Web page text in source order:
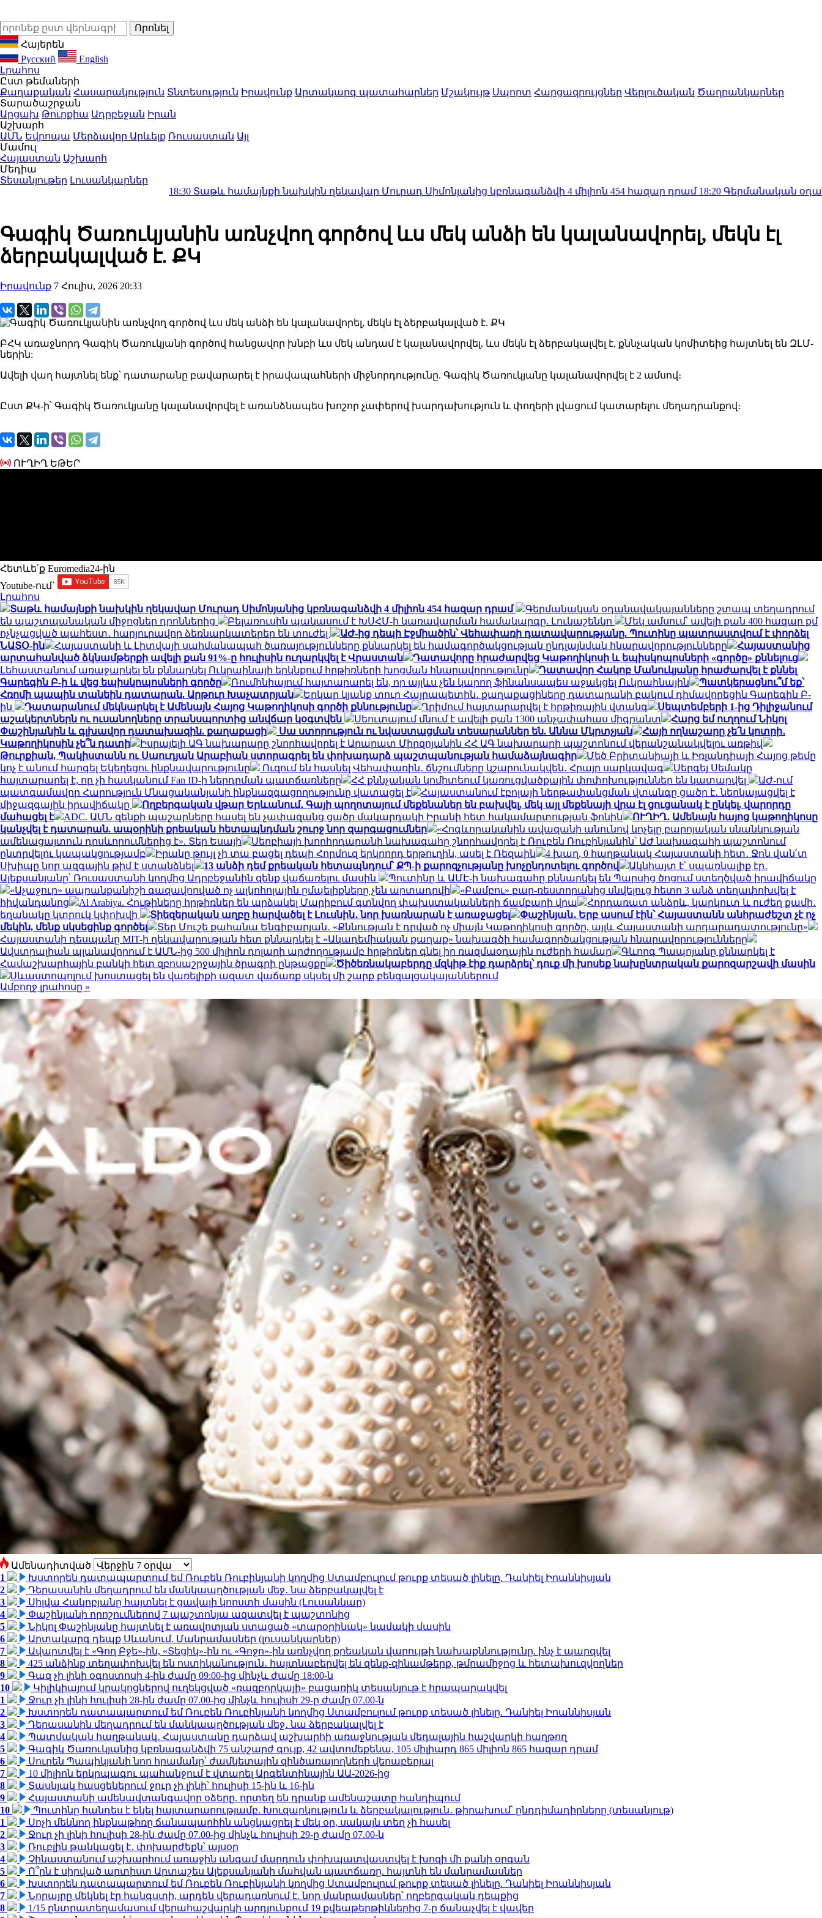
Հայերեն
Русский
English
Լրահոս
Ըստ թեմաների
Քաղաքական Հասարակություն Տնտեսություն Իրավունք Արտակարգ պատահարներ Մշակույթ Սպորտ Հարցազրույցներ Վերլուծական Ծաղրանկարներ
Տարածաշրջան
Արցախ Թուրքիա Ադրբեջան Իրան
Աշխարհ
ԱՄՆ Եվրոպա Մերձավոր Արևելք Ռուսաստան Այլ
Մամուլ
Հայաստան Աշխարհ
Մեդիա
Տեսանյութեր Լուսանկարներ
Տաթև համայնքի նախկին ղեկավար Մուրադ Սիմոնյանից կբռնագանձվի 4 միլիոն 454 հազար դրամ18:20Գերմանական
Գագիկ Ծառուկյանին առնչվող գործով ևս մեկ անձի են կալանավորել, մեկն էլ
ձերբակալված է. ՔԿ
Իրավունք 7 Հուլիս, 2026 20:33
ԲՀԿ առաջնորդ Գագիկ Ծառուկյանի գործով հանցավոր խնբի ևս մեկ անդամ է կալանավորվել, ևս մեկն էլ ձերբակալվել է, քննչական կոմիտեից հայտնել են ԶԼՄ-
ներին:
Ավելի վաղ հայտնել ենք՝ դատարանը բավարարել է իրավապահների միջնորդությունը. Գագիկ Ծառուկյանը կալանավորվել է 2 ամսով։
Ըստ ՔԿ-ի՝ Գագիկ Ծառուկյանը կալանավորվել է առանձնապես խոշոր չափերով խարդախություն և փողերի լվացում կատարելու մեղադրանքով։
ՈՒՂԻՂ ԵԹԵՐ
Հետևե՛ք Euromedia24-ին
Youtube-ում`
Լրահոս
Տաթև համայնքի նախկին ղեկավար Մուրադ Սիմոնյանից կբռնագանձվի 4 միլիոն 454 հազար դրամ
Գերմանական օդանավակայանները շտապ տեղադրում
են պաշտպանական միջոցներ դրոններից
Բելառուսին պակասում է ԽՍՀՄ-ի կառավարման համակարգը. Լուկաշենկո
Մեկ ամսում՝ ավելի քան 400 հազար քմ
ոչնչացված պահեստ․ հարյուրավոր ձեռնարկատերեր են տուժել
ԱԺ-ից դեպի Էջմիածին՝ Վեհափառի դատավարությանը. Պուտինը պատրաստվում է փորձել
ՆԱՏՕ-ին
Հայաստանի և Լիտվայի սահմանապահ ծառայությունները քննարկել են համագործակցության ընդլայնման հնարավորությունները
Հայաստանից
արտահանված ձկնամթերքի ավելի քան 91%-ը հուլիսին ուղարկվել է Վրաստան
Դատավորը հրաժարվեց Կաթողիկոսի և եպիսկոպոսների «գործը» քննելուց
Լեհաստանում առաջարկել են քննարկել Ուկրաինայի երկնքում հրթիռների խոցման հնարավորությունը
Դատավոր Հակոբ Մանուկյանը հրաժարվել է քննել
Գարեգին Բ-ի և վեց եպիսկոպոսների գործը
Ռումինիայում հայտարարել են, որ այլևս չեն կարող ֆինանսապես աջակցել Ուկրաինային
Պատկերացնու՞մ եք՝
Հռոմի պապին տանեին դատարան. Արթուր Խաչատրյան
Երկար կյանք տուր Հայրապետին․ քաղաքացիները դատարանի բակում դիմավորեցին Գարեգին Բ-
ին
Դատարանում մեկնարկել է Ամենայն Հայոց Կաթողիկոսի գործի քննությունը Ղրիմում հայտարարվել է հրթիռային վտանգ
Սեպտեմբերի 1-ից Դիլիջանում
աշակերտներն ու ուսանողները տրանսպորտից անվճար կօգտվեն
Սեուտայում մնում է ավելի քան 1300 անչափահաս միգրանտ
Հարց եմ ուղղում Նիկոլ
Փաշինյանին և գլխավոր դատախազին. քաղաքացի
Սա ստորություն ու նվաստացման տեսարաններ են. Աննա Մկրտչյան
Հայի ողնաշարը չե՛ն կոտրի․
Կաթողիկոսին չե՞ն դատի
Իսրայելի ԱԳ նախարարը շնորհավորել է Արարատ Միրզոյանին ՀՀ ԱԳ նախարարի պաշտոնում վերանշանակվելու առթիվ
Թուրքիան, Պակիստանն ու Սաուդյան Արաբիան ստորագրել են փոխադարձ պաշտպանության համաձայնագիր
Մեծ Բրիտանիայի և Իռլանդիայի Հայոց թեմը
կոչ է անում հարգել Եկեղեցու ինքնավարությունը
Ուզում են հասնել Վեհափառին․ ճնշումները կշարունակվեն․ Հրայր սարկավագ
Սերգեյ Սեմակը
հայտարարել է, որ չի հասկանում Fan ID-ի ներդրման պատճառները
ՀՀ քննչական կոմիտեում կառուցվածքային փոփոխություններ են կատարվել
ԱԺ-ում
պատգամավոր Հարություն Մնացականյանի ինքնազգացողությունը վատացել է
Հայաստանում էբոլայի ներթափանցման վտանգը ցածր է․ ներկայացվել է
միջազգային իրավիճակը
Ողբերգական վթար Երևանում․ Գայի պողոտայում մեքենաներ են բախվել, մեկ այլ մեքենայի վրա էլ ցուցանակ է ընկել. վարորդը
մահացել է
ADC. ԱՄՆ զենքի պաշարները հասել են չափազանց ցածր մակարդակի Իրանի հետ հակամարտության ֆոնին
ՈՒՂԻՂ․ Ամենայն հայոց կաթողիկոսը
կանչվել է դատարան. ապօրինի քրեական հետապնդման շուրջ նոր զարգացումներ
«Հոգևորականին ավազանի անունով կոչելը բարոյական սնանկության
ամենացայտուն դրսևորումներից է». Տեր Եսայի
Սերբիայի խորհրդարանի նախագահը շնորհավորել է Ռուբեն Ռուբինյանին՝ ԱԺ նախագահի պաշտոնում
ընտրվելու կապակցությամբ
Իրանը թույլ չի տա բացել դեպի Հորմուզ երկրորդ երթուղին, ասել է Ռեզաին
4 խաղ, 0 հաղթանակ Հայաստանի հետ․ Ջոն վան՛տ
Սխիպը նոր ազգային թիմ է ստանձնել
13 անձի դեմ քրեական հետապնդում՝ ՔՊ-ի քարոզչությանը խոչընդոտելու գործով
Ակնհայտ է՝ սպառնալիք էր․
Ալեքսանյանը՝ Ռուսաստանի կողմից Ադրբեջանին զենք վաճառելու մասին
Պուտինը և ԱՄԷ-ի նախագահը քննարկել են Պարսից ծոցում ստեղծված իրավիճակը
«Աչաջուր» ապրանքանիշի գազավորված ոչ ալկոհոլային ըմպելիքները չեն արտադրվի
«Բամբու» բար-ռեստորանից սնվելուց հետո 3 անձ տեղափոխվել է
հիվանդանոց
Al Arabiya. Հութիները հրթիռներ են արձակել Մարիբում գտնվող փախստականների ճամբարի վրա
Հորդառատ անձրև, կարկուտ և ուժեղ քամի․
եղանակը կտրուկ կփոխվի
Տիեզերական աղբը հարվածել է Լուսնին․ նոր խառնարան է առաջացել
Փաշինյան․ Երբ ասում էին՝ Հայաստանն անհրաժեշտ չէ ոչ
մեկին, մենք սկսեցինք գործել
Տեր Մուշե քահանա Ենգիբարյան․ «Քննության է դրված ոչ միայն Կաթողիկոսի գործը, այլև Հայաստանի արդարադատությունը»
Հայաստանի դեսպանը MIT-ի ղեկավարության հետ քննարկել է «Ակադեմիական քաղաք» նախագծի համագործակցության հնարավորությունները
Ավստրալիան պլանավորում է ԱՄՆ-ից 500 միլիոն դոլարի արժողությամբ հրթիռներ գնել իր ռազմաօդային ուժերի համար
Գևորգ Պապոյանը քննարկել է
Համաշխարհային բանկի հետ զբոսաշրջային ծրագրի ընթացքը
Ծիծեռնակաբերդը մզկիթ էիք դարձրել՝ դուք մի խոսեք նախընտրական քարոզարշավի մասին
Սևաստոպոլում խոստացել են վառելիքի ազատ վաճառք սկսել մի շարք բենզալցակայաններում
Ամբողջ լրահոսը »
Ամենադիտված
1
Խստորեն դատապարտում եմ Ռուբեն Ռուբինյանի կողմից Ստամբուլում թուրք տեսած լինելը. Դանիել Իոաննիսյան
2
Դերասանին մեղադրում են մանկապղծության մեջ․ նա ձերբակալվել է
3
Սիլվա Հակոբյանը հայտնել է ցավալի կորստի մասին (Լուսանկար)
4
Փաշինյանի որոշումներով 7 պաշտոնյա ազատվել է պաշտոնից
5
Նիկոլ Փաշինյանը հայտնել է առավոտյան ստացած «տարօրինակ» նամակի մասին
6
Արտակարգ դեպք Սևանում. Մանրամասներ (լուսանկարներ)
7
Ավարտվել է «Գող Բջե»-ին, «Տեցիկ»-ին ու «Գոջո»-ին առնչվող քրեական վարույթի նախաքննությունը. ինչ է պարզվել
8
425 անձինք տեղափոխվել են ոստիկանություն․ հայտնաբերվել են զենք-զինամթերք, թմրամիջոց և հետախուզվողներ
9
Գազ չի լինի օգոստոսի 4-ին ժամը 09:00-ից մինչև ժամը 18:00-ն
10
Կիլիկիայում կրակոցներով ուղեկցված «ռազբորկայի» բացառիկ տեսանյութ է հրապարակվել
1
Ջուր չի լինի հուլիսի 28-ին ժամը 07.00-ից մինչև հուլիսի 29-ը ժամը 07.00-ն
2
Խստորեն դատապարտում եմ Ռուբեն Ռուբինյանի կողմից Ստամբուլում թուրք տեսած լինելը. Դանիել Իոաննիսյան
3
Դերասանին մեղադրում են մանկապղծության մեջ․ նա ձերբակալվել է
4
Պատմական հաղթանակ․ Հայաստանը դարձավ աշխարհի առաջնության մեդալային հաշվարկի հաղթող
5
Գագիկ Ծառուկյանից կբռնագանձվի 75 անշարժ գույք, 42 ավտոմեքենա, 105 միլիարդ 865 միլիոն 865 հազար դրամ
6
Սուրեն Պապիկյանի նոր հրամանը՝ ժամկետային զինծառայողների վերաբերյալ
7
10 միլիոն երկրպագու պահանջում է վտարել Արգենտինային ԱԱ-2026-ից
8
Տասնյակ հասցեներում ջուր չի լինի՝ հուլիսի 15-ին և 16-ին
9
Հայաստանի ամենավտանգավոր օձերը. որտեղ են դրանք ամենաշատը հանդիպում
10
Պուտինը հանդես է եկել հայտարարությամբ. Խուզարկություն և ձերբակալություն․ թիրախում՝ ընդդիմադիրները (տեսանյութ)
1
Սոչի մեկնող ինքնաթիռը ճանապարհին անցկացրել է մեկ օր, սակայն տեղ չի հասել
2
Ջուր չի լինի հուլիսի 28-ին ժամը 07.00-ից մինչև հուլիսի 29-ը ժամը 07.00-ն
3
Ռուբլին թանկացել է․ փոխարժեքն՝ այսօր
4
Չինաստանում աշխարհում առաջին անգամ մարդուն փոխպատվաստվել է խոզի մի քանի օրգան
5
Ո՞րն է սիրված արտիստ Արտաշես Ալեքսանյանի մահվան պատճառը. հայտնի են մանրամասներ
6
Խստորեն դատապարտում եմ Ռուբեն Ռուբինյանի կողմից Ստամբուլում թուրք տեսած լինելը. Դանիել Իոաննիսյան
7
Նորայրը մեկնել էր հանգստի, արդեն վերադառնում է. նոր մանրամասներ՝ ողբերգական դեպքից
8
1/15 ընտրատեղամասում վերահաշվարկի արդյունքում 19 քվեաթերթիկներից 7-ը ճանաչվել է վավեր